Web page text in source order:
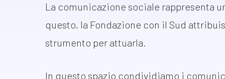
La comunicazione sociale rappresenta
questo, la Fondazione con il Sud
strumento per attuarla.
In questo spazio condividiamo i
Con i bambini